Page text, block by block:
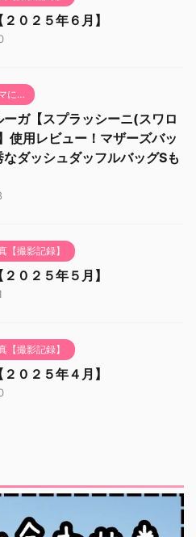
０２５年６月】
に…
ーガ【スプラッシーニ(スワロ
使用レビュー！マザーズバッ
なダッシュダッフルバッグSも
【撮影記録】
０２５年５月】
【撮影記録】
０２５年４月】